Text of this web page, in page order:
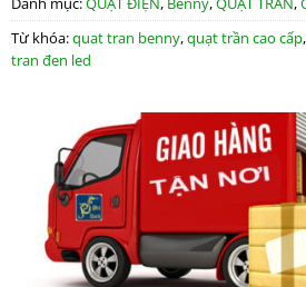
Từ khóa:quat tran benny,quạt trần cao cấp,
tran đen led